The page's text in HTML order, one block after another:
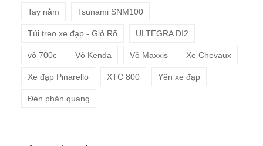
Tay nắm Tsunami SNM100
Túi treo xe đạp - Giỏ Rổ ULTEGRA DI2
vỏ 700c Vỏ Kenda Vỏ Maxxis Xe Chevaux
Xe đạp Pinarello XTC 800 Yên xe đạp
Đèn phản quang